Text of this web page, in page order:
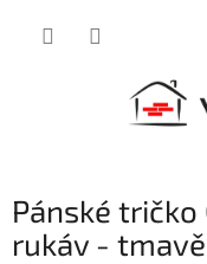
Pánské tričko
rukáv -